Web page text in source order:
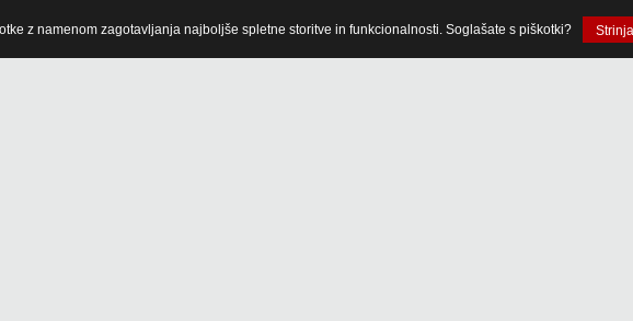
z namenom zagotavljanja najboljše spletne storitve in funkcionalnosti. Soglašate s piškotki?